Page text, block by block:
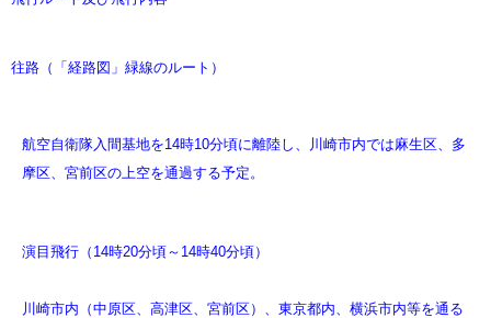
往路（「経路図」緑線のルート）
航空自衛隊入間基地を14時10分頃に離陸し、川崎市内では麻生区、多
摩区、宮前区の上空を通過する予定。
演目飛行（14時20分頃～14時40分頃）
川崎市内（中原区、高津区、宮前区）、東京都内、横浜市内等を通る